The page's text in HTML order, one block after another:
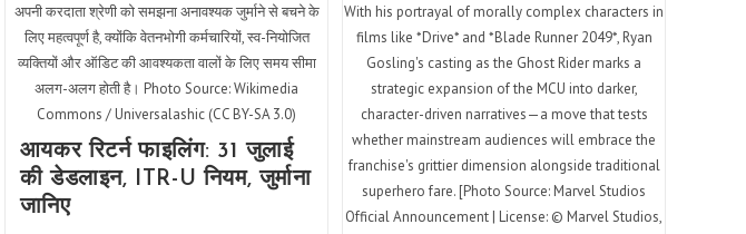
search
अपनी करदाता श्रेणी को समझना अनावश्यक जुर्माने से बचने के
लिए महत्वपूर्ण है, क्योंकि वेतनभोगी कर्मचारियों, स्व-नियोजित
व्यक्तियों और ऑडिट की आवश्यकता वालों के लिए समय सीमा
अलग-अलग होती है। Photo Source: Wikimedia
Commons / Universalashic (CC BY-SA 3.0)
आयकर रिटर्न फाइलिंग: 31 जुलाई
की डेडलाइन, ITR-U नियम, जुर्माना
जानिए
With his portrayal of morally complex characters in
films like *Drive* and *Blade Runner 2049*, Ryan
Gosling's casting as the Ghost Rider marks a
strategic expansion of the MCU into darker,
character-driven narratives—a move that tests
whether mainstream audiences will embrace the
franchise's grittier dimension alongside traditional
superhero fare. [Photo Source: Marvel Studios
Official Announcement | License: © Marvel Studios,